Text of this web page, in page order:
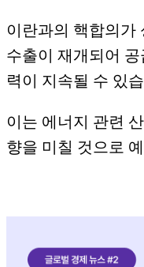
이란과의 핵합의가
수출이 재개되어
력이 지속될 수 있
이는 에너지 관련
향을 미칠 것으로